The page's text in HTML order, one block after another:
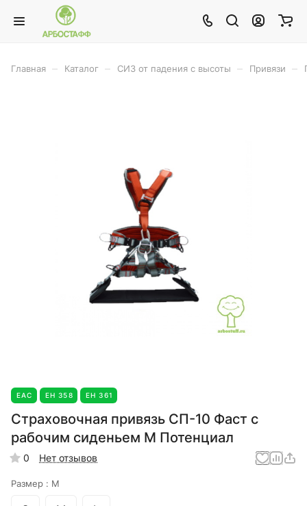
Главная Каталог СИЗ от падения с высоты Привязи
EAC ЕН 358 ЕН 361
Страховочная привязь СП-10 Фаст с
рабочим сиденьем M Потенциал
0 Нет отзывов
Размер : M